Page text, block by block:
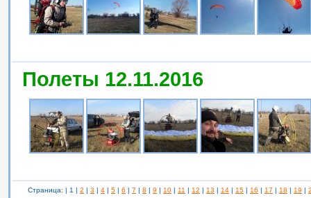
Полеты 12.11.2016
Страница: | 1 | 2 | 3 | 4 | 5 | 6 | 7 | 8 | 9 | 10 | 11 | 12 | 13 | 14 | 15 | 16 | 17 | 18 | 19 |